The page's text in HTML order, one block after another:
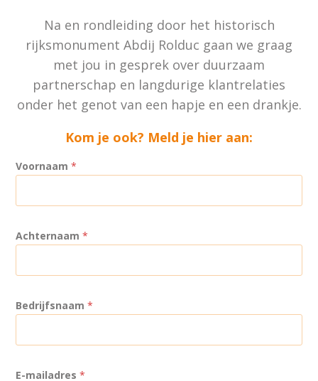
Na en rondleiding door het historisch
rijksmonument Abdij Rolduc gaan we graag
met jou in gesprek over duurzaam
partnerschap en langdurige klantrelaties
onder het genot van een hapje en een drankje.
Kom je ook? Meld je hier aan:
e
r
j
s
a
m
-
Voornaam *
Achternaam *
E
m
Bedrijfsnaam *
E-mailadres *